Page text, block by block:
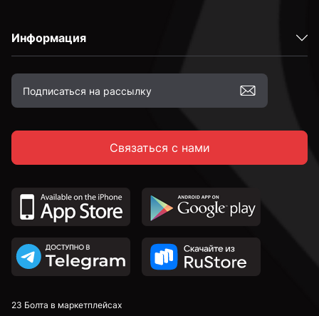
Информация
Связаться с нами
23 Болта в маркетплейсах